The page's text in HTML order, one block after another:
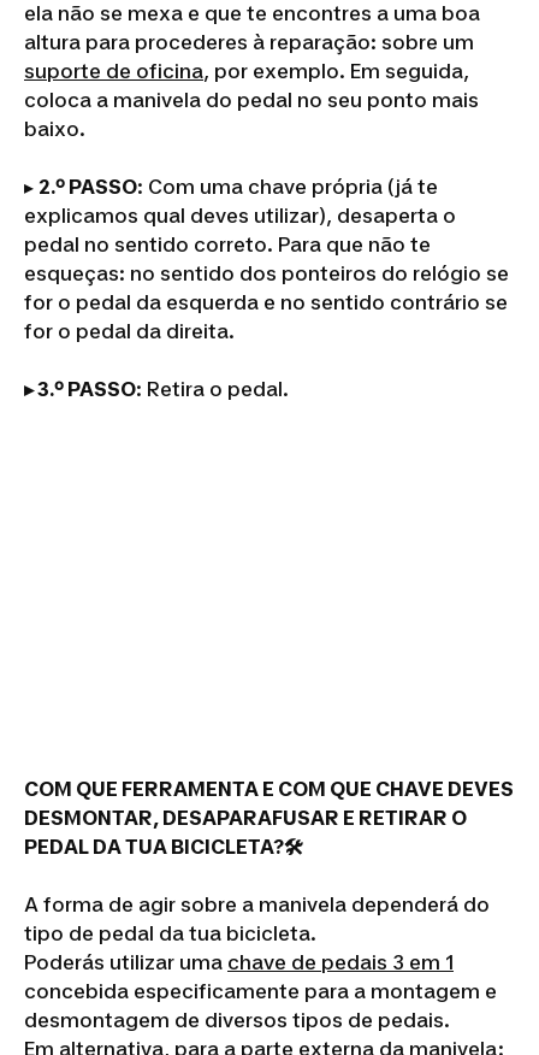
ela não se mexa e que te encontres a uma boa
altura para procederes à reparação: sobre um
suporte de oficina, por exemplo. Em seguida,
coloca a manivela do pedal no seu ponto mais
baixo.
▸ 2.º PASSO: Com uma chave própria (já te
explicamos qual deves utilizar), desaperta o
pedal no sentido correto. Para que não te
esqueças: no sentido dos ponteiros do relógio se
for o pedal da esquerda e no sentido contrário se
for o pedal da direita.
▸ 3.º PASSO: Retira o pedal.
COM QUE FERRAMENTA E COM QUE CHAVE DEVES
DESMONTAR, DESAPARAFUSAR E RETIRAR O
PEDAL DA TUA BICICLETA?🛠
A forma de agir sobre a manivela dependerá do
tipo de pedal da tua bicicleta.
Poderás utilizar uma chave de pedais 3 em 1
concebida especificamente para a montagem e
desmontagem de diversos tipos de pedais.
Em alternativa, para a parte externa da manivela: